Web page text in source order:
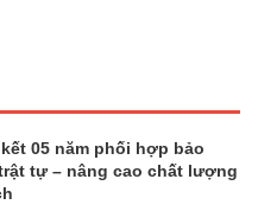
kết 05 năm phối hợp bảo
tự – nâng cao chất lượng